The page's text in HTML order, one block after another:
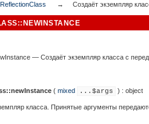
ReflectionClass Создаёт экземпляр
— Создаёт экземпляр класса с
( mixed ...$args ) : object
класса. Принятые аргументы